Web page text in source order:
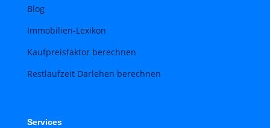
Blog
Immobilien-Lexikon
Kaufpreisfaktor berechnen
Restlaufzeit Darlehen berechnen
Services